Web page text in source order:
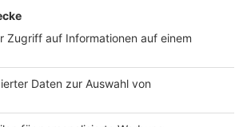
Freiland- noch
Vielmehr ergänzt er
der Landwirtschaft. Der Vorteil:
lassen sich unabhängiger von
und Klima regional erzeugen. Für
nicht nur mehr